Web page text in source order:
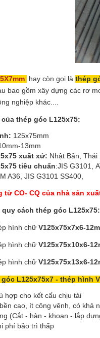
hay còn gọi là thép
bao gồm xây dựng các rơ
nghiệp khác....
thép góc L125x75:
125x75mm
13mm
xuất xứ: Nhật Bản, Thái
tiêu chuẩn:JIS G3101,
A36, JIS G3101 SS400,
từ CO- CQ của nhà sản
cách thép góc L125x75:
hình chữ V125x75x7x6-12m
hình chữ V125x75x10x6-
hình chữ V125x75x13x6-
L125x75x7 - thép hình
hợp cho kết cấu chịu tải
cao, ít công vênh, có khả
(Cắt - hàn - khoan - lắp
phí bảo trì thấp